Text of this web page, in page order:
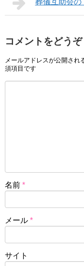
葬儀互助会の
コメントをどうぞ
メールアドレスが公開され
須項目です
名前 *
メール *
サイト